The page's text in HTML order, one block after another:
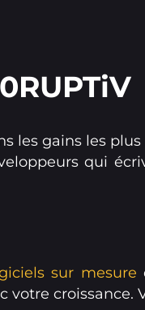
les gains les
qui
sur mesure
votre croissance.